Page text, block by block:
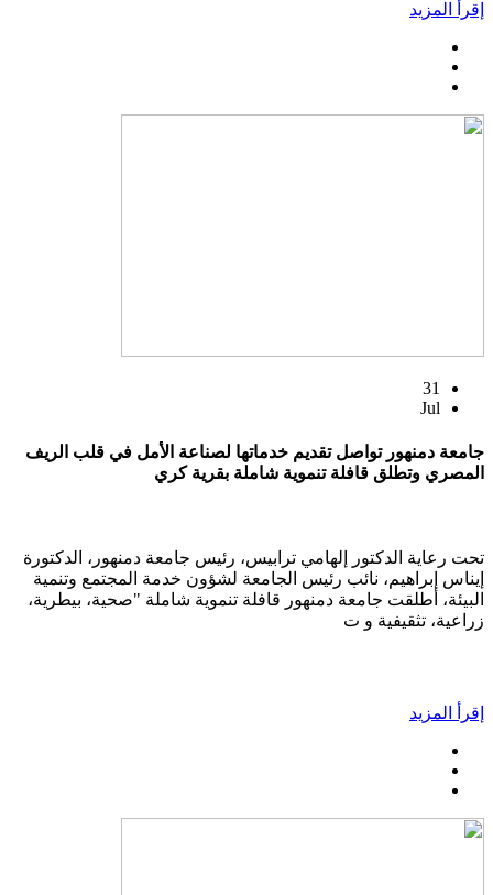
إقرأ المزيد
31
Jul
جامعة دمنهور تواصل تقديم خدماتها لصناعة الأمل في قلب الريف
المصري وتطلق قافلة تنموية شاملة بقرية كري
تحت رعاية الدكتور إلهامي ترابيس، رئيس جامعة دمنهور، الدكتورة
إيناس إبراهيم، نائب رئيس الجامعة لشؤون خدمة المجتمع وتنمية
البيئة، أطلقت جامعة دمنهور قافلة تنموية شاملة "صحية، بيطرية،
زراعية، تثقيفية و ت
إقرأ المزيد